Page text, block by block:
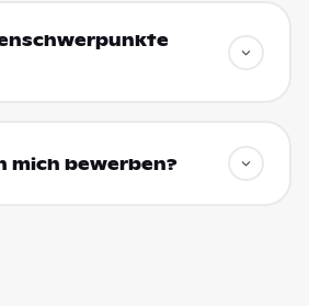
mich bewerben?